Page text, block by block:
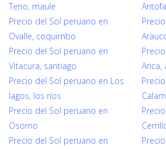
Teno, maule
Precio del Sol peruano en
Ovalle, coquimbo
Precio del Sol peruano en
Vitacura, santiago
Precio del Sol peruano en Los
lagos, los ríos
Precio del Sol peruano en
Osorno
Precio del Sol peruano en
Arica,